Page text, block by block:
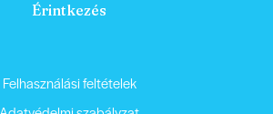
Érintkezés
Felhasználási feltételek